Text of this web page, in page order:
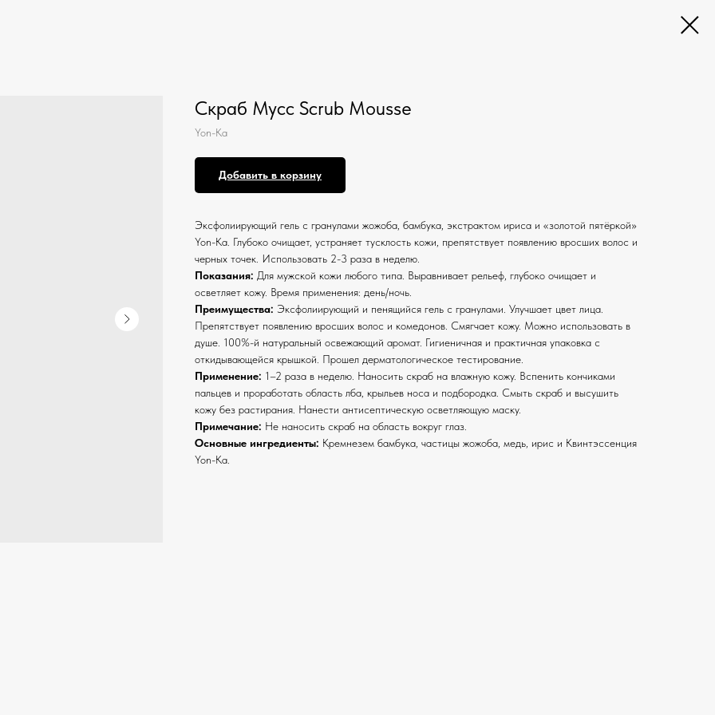
Скраб Мусс Scrub Mousse
Yon-Ka
Добавить в корзину
Эксфолиирующий гель с гранулами жожоба, бамбука, экстрактом ириса и «золотой пятёркой»
Yon-Ka. Глубоко очищает, устраняет тусклость кожи, препятствует появлению вросших волос и
черных точек. Использовать 2-3 раза в неделю.
Показания: Для мужской кожи любого типа. Выравнивает рельеф, глубоко очищает и
осветляет кожу. Время применения: день/ночь.
Преимущества: Эксфолиирующий и пенящийся гель с гранулами. Улучшает цвет лица.
Препятствует появлению вросших волос и комедонов. Смягчает кожу. Можно использовать в
душе. 100%-й натуральный освежающий аромат. Гигиеничная и практичная упаковка с
откидывающейся крышкой. Прошел дерматологическое тестирование.
Применение: 1–2 раза в неделю. Наносить скраб на влажную кожу. Вспенить кончиками
пальцев и проработать область лба, крыльев носа и подбородка. Смыть скраб и высушить
кожу без растирания. Нанести антисептическую осветляющую маску.
Примечание: Не наносить скраб на область вокруг глаз.
Основные ингредиенты: Кремнезем бамбука, частицы жожоба, медь, ирис и Квинтэссенция
Yon-Ka.